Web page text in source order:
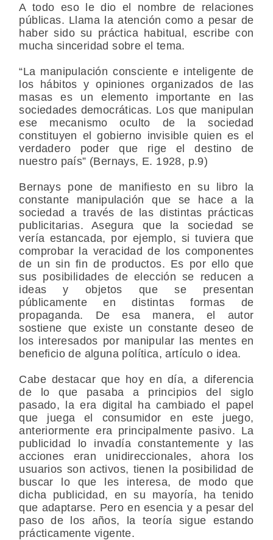
A todo eso le dio el nombre de relaciones
públicas. Llama la atención como a pesar de
haber sido su práctica habitual, escribe con
mucha sinceridad sobre el tema.
“La manipulación consciente e inteligente de
los hábitos y opiniones organizados de las
masas es un elemento importante en las
sociedades democráticas. Los que manipulan
ese mecanismo oculto de la sociedad
constituyen el gobierno invisible quien es el
verdadero poder que rige el destino de
nuestro país” (Bernays, E. 1928, p.9)
Bernays pone de manifiesto en su libro la
constante manipulación que se hace a la
sociedad a través de las distintas prácticas
publicitarias. Asegura que la sociedad se
vería estancada, por ejemplo, si tuviera que
comprobar la veracidad de los componentes
de un sin fin de productos. Es por ello que
sus posibilidades de elección se reducen a
ideas y objetos que se presentan
públicamente en distintas formas de
propaganda. De esa manera, el autor
sostiene que existe un constante deseo de
los interesados por manipular las mentes en
beneficio de alguna política, artículo o idea.
Cabe destacar que hoy en día, a diferencia
de lo que pasaba a principios del siglo
pasado, la era digital ha cambiado el papel
que juega el consumidor en este juego,
anteriormente era principalmente pasivo. La
publicidad lo invadía constantemente y las
acciones eran unidireccionales, ahora los
usuarios son activos, tienen la posibilidad de
buscar lo que les interesa, de modo que
dicha publicidad, en su mayoría, ha tenido
que adaptarse. Pero en esencia y a pesar del
paso de los años, la teoría sigue estando
prácticamente vigente.